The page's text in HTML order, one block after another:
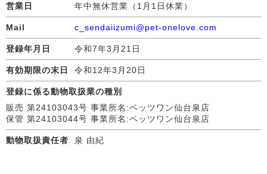
営業日 年中無休営業（1月1日休業）
Mail c_sendaiizumi@pet-onelove.com
登録年月日 令和7年3月21日
有効期限の末日 令和12年3月20日
登録に係る動物取扱業の種別
販売 第24103043号 事業所名:ペッツワン仙台泉店
保管 第24103044号 事業所名:ペッツワン仙台泉店
動物取扱責任者 泉 由紀